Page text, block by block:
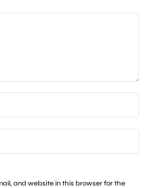
and website in this browser for the